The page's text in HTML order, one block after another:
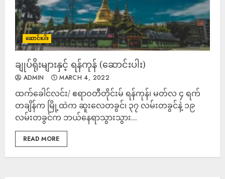
ဆောင်းပါး
ချုပ်ရိုးများနှင့် ရန်ကုန် (ဆောင်းပါး)
ADMIN MARCH 4, 2022
ထက်ခေါင်လင်း/ ဧရာဝတီတိုင်းမ် ရန်ကုန်၊ မတ်လ ၄ ရက်
တချိန်က မြို့ထဲက ဆူးလေတခွင်၊ ၃၇ လမ်းတခွင်နဲ့ ၁၉
လမ်းတခွင်က ဘယ်နေရာသွားသွား...
READ MORE